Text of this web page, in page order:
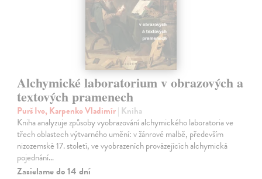
Alchymické laboratorium v obrazových a
textových pramenech
Purš Ivo, Karpenko Vladimír| Kniha
Kniha analyzuje způsoby vyobrazování alchymického laboratoria ve
třech oblastech výtvarného umění: v žánrové malbě, především
nizozemské 17. století, ve vyobrazeních provázejících alchymická
pojednání…
Zasielame do 14 dní